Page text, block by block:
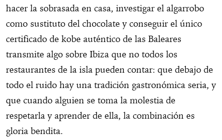
hacer la sobrasada en casa, investigar el algarrobo
como sustituto del chocolate y conseguir el único
certificado de kobe auténtico de las Baleares
transmite algo sobre Ibiza que no todos los
restaurantes de la isla pueden contar: que debajo de
todo el ruido hay una tradición gastronómica seria, y
que cuando alguien se toma la molestia de
respetarla y aprender de ella, la combinación es
gloria bendita.